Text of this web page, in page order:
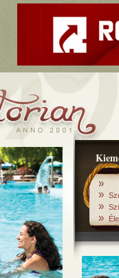
»
»
»
»